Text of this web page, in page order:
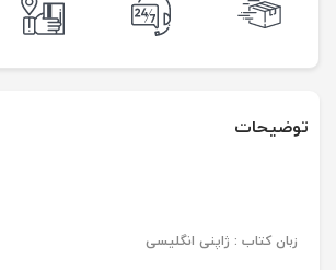
توضیحات
زبان کتاب : ژاپنی انگلیسی